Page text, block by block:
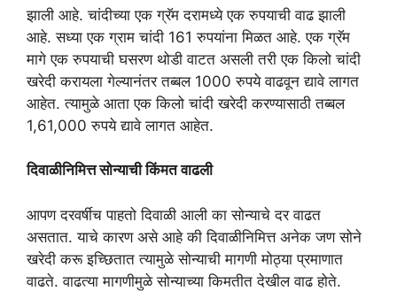
झाली आहे. चांदीच्या एक ग्रॅम दरामध्ये एक रुपयाची वाढ झाली
आहे. सध्या एक ग्राम चांदी 161 रुपयांना मिळत आहे. एक ग्रॅम
मागे एक रुपयाची घसरण थोडी वाटत असली तरी एक किलो चांदी
खरेदी करायला गेल्यानंतर तब्बल 1000 रुपये वाढवून द्यावे लागत
आहेत. त्यामुळे आता एक किलो चांदी खरेदी करण्यासाठी तब्बल
1,61,000 रुपये द्यावे लागत आहेत.
दिवाळीनिमित्त सोन्याची किंमत वाढली
आपण दरवर्षीच पाहतो दिवाळी आली का सोन्याचे दर वाढत
असतात. याचे कारण असे आहे की दिवाळीनिमित्त अनेक जण सोने
खरेदी करू इच्छितात त्यामुळे सोन्याची मागणी मोठ्या प्रमाणात
वाढते. वाढत्या मागणीमुळे सोन्याच्या किमतीत देखील वाढ होते.